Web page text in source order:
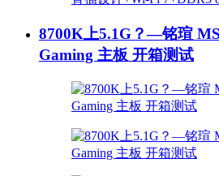
8700K上5.1G？—铭瑄
Gaming 主板 开箱测试